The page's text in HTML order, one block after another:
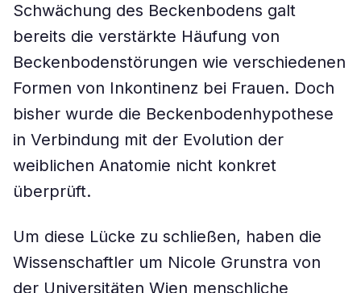
Schwächung des Beckenbodens galt
bereits die verstärkte Häufung von
Beckenbodenstörungen wie verschiedenen
Formen von Inkontinenz bei Frauen. Doch
bisher wurde die Beckenbodenhypothese
in Verbindung mit der Evolution der
weiblichen Anatomie nicht konkret
überprüft.
Um diese Lücke zu schließen, haben die
Wissenschaftler um Nicole Grunstra von
der Universitäten Wien menschliche